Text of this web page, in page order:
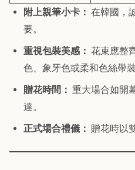
附上親筆小卡： 在韓國，
要。
重視包裝美感： 花束應整
色、象牙色或柔和色絲帶裝
贈花時間： 重大場合如開
達。
正式場合禮儀： 贈花時以